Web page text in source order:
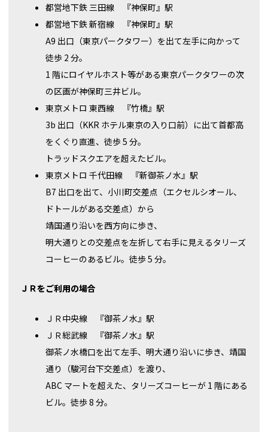
都営地下鉄 三田線 『神保町』駅
都営地下鉄 新宿線 『神保町』駅
A9 出口（東京パークタワー）を出て左手に向かって
徒歩 2 分。
1 階にロイヤルホスト等がある東京パークタワーの次
の区画が神保町三井ビル。
東京メトロ 東西線 『竹橋』駅
3b 出口（KKR ホテル東京の入り口前）に出て首都高
をくぐり直進、徒歩 5 分。
トラッドスクエアを超えたビル。
東京メトロ 千代田線 『新御茶ノ水』駅
B7 出口を出て、小川町交差点（エクセルシオール、
ドトールがある交差点）から
靖国通り沿いを西方向に歩き、
明大通りとの交差点を左折して右手に見えるタリーズ
コーヒーのあるビル。徒歩 5 分。
ＪＲをご利用の場合
ＪＲ中央線 『御茶ノ水』駅
ＪＲ総武線 『御茶ノ水』駅
御茶ノ水橋口を出て左手、明大通り沿いに歩き、靖国
通り（駿河台下交差点）を渡り、
ABC マートを超えた、タリーズコーヒーが 1 階にある
ビル。徒歩 8 分。